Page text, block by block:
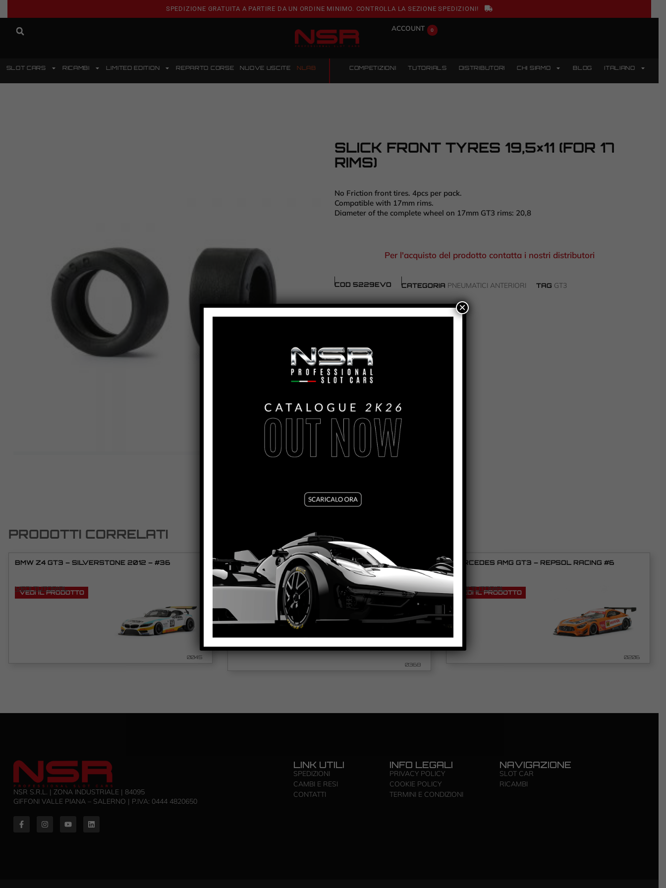
SPEDIZIONE GRATUITA A PARTIRE DA UN ORDINE MINIMO. CONTROLLA LA SEZIONE SPEDIZIONI!
ACCOUNT 0
SLOT CARS RICAMBI LIMITED EDITION REPARTO CORSE NUOVE USCITE NLAB COMPETIZIONI TUTORIALS DISTRIBUTORI CHI SIAMO BLOG ITALIANO
SLICK FRONT TYRES 19,5×11 (FOR 17
RIMS)
No Friction front tires. 4pcs per pack.
Compatible with 17mm rims.
Diameter of the complete wheel on 17mm GT3 rims: 20,8
Per l'acquisto del prodotto contatta i nostri distributori
COD 5229EVO CATEGORIA PNEUMATICI ANTERIORI TAG GT3
PRODOTTI CORRELATI
BMW Z4 GT3 – SILVERSTONE 2012 – #36
VEDI TUTORIAL
VEDI IL PRODOTTO
0045
MCLAREN 720S – 2SEAS #7 GULF 12 HOURS
BAHRAIN 2021
VEDI TUTORIAL
VEDI IL PRODOTTO
0368
MERCEDES AMG GT3 – REPSOL RACING #6
VEDI TUTORIAL
VEDI IL PRODOTTO
0206
NSR S.R.L. | ZONA INDUSTRIALE | 84095
GIFFONI VALLE PIANA – SALERNO | P.IVA: ‭0444 4820650‬
LINK UTILI
SPEDIZIONI
CAMBI E RESI
CONTATTI
INFO LEGALI
PRIVACY POLICY
COOKIE POLICY
TERMINI E CONDIZIONI
NAVIGAZIONE
SLOT CAR
RICAMBI
×